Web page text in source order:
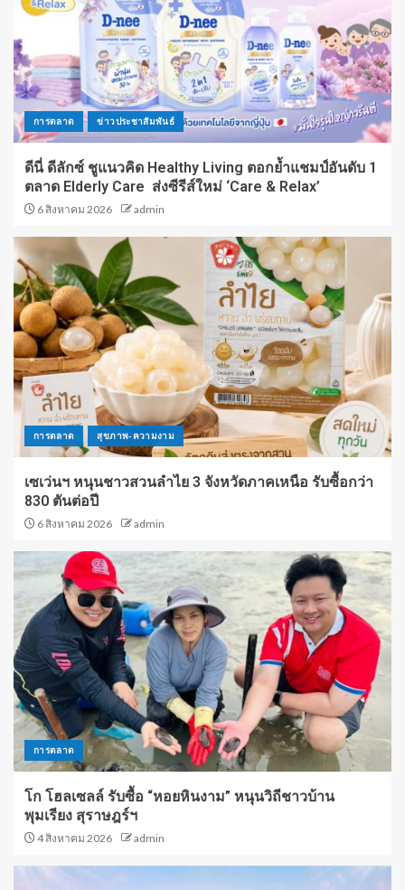
การตลาด ข่าวประชาสัมพันธ์
ดีนี่ ดีลักซ์ ชูแนวคิด Healthy Living ตอกย้ำแชมป์อันดับ 1
ตลาด Elderly Care ส่งซีรีส์ใหม่ ‘Care & Relax’
6 สิงหาคม 2026 admin
การตลาด สุขภาพ-ความงาม
เซเว่นฯ หนุนชาวสวนลำไย 3 จังหวัดภาคเหนือ รับซื้อกว่า
830 ตันต่อปี
6 สิงหาคม 2026 admin
การตลาด
โก โฮลเซลล์ รับซื้อ “หอยหินงาม” หนุนวิถีชาวบ้าน
พุมเรียง สุราษฎร์ฯ
4 สิงหาคม 2026 admin